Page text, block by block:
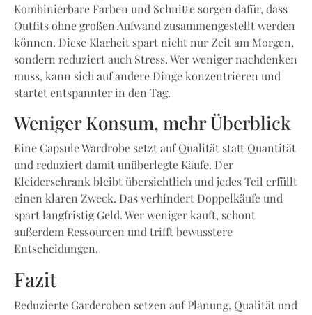
Kombinierbare Farben und Schnitte sorgen dafür, dass
Outfits ohne großen Aufwand zusammengestellt werden
können. Diese Klarheit spart nicht nur Zeit am Morgen,
sondern reduziert auch Stress. Wer weniger nachdenken
muss, kann sich auf andere Dinge konzentrieren und
startet entspannter in den Tag.
Weniger Konsum, mehr Überblick
Eine Capsule Wardrobe setzt auf Qualität statt Quantität
und reduziert damit unüberlegte Käufe. Der
Kleiderschrank bleibt übersichtlich und jedes Teil erfüllt
einen klaren Zweck. Das verhindert Doppelkäufe und
spart langfristig Geld. Wer weniger kauft, schont
außerdem Ressourcen und trifft bewusstere
Entscheidungen.
Fazit
Reduzierte Garderoben setzen auf Planung, Qualität und